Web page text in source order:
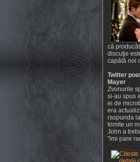
că
discuţie
capătă noi
Twitter
Mayer
Zvonurile
si-au spus
ei de
era
raspunda
trimite un
John a
"imi pare